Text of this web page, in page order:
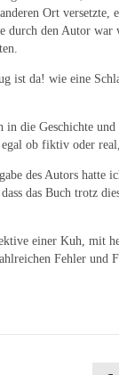
Ort
durch den Autor
ist da! wie eine
die Geschichte
ob fiktiv oder
des Autors hatte
das Buch trotz
einer Kuh,
Fehler und